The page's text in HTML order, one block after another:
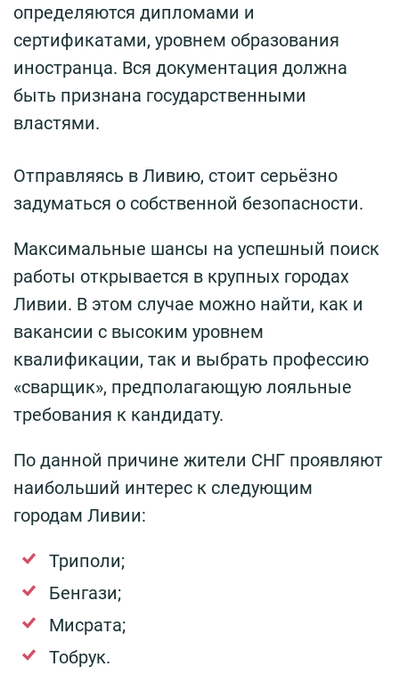
определяются дипломами и
сертификатами, уровнем образования
иностранца. Вся документация должна
быть признана государственными
властями.
Отправляясь в Ливию, стоит серьёзно
задуматься о собственной безопасности.
Максимальные шансы на успешный поиск
работы открывается в крупных городах
Ливии. В этом случае можно найти, как и
вакансии с высоким уровнем
квалификации, так и выбрать профессию
«сварщик», предполагающую лояльные
требования к кандидату.
По данной причине жители СНГ проявляют
наибольший интерес к следующим
городам Ливии:
Триполи;
Бенгази;
Мисрата;
Тобрук.